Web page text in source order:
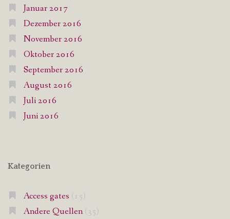
Januar 2017
Dezember 2016
November 2016
Oktober 2016
September 2016
August 2016
Juli 2016
Juni 2016
Kategorien
Access gates (15)
Andere Quellen(35)